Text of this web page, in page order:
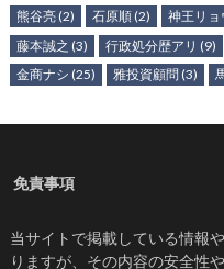
熊谷亮(2) 石原順 (2) 神王リョ
藤本誠之 (3) 行政処分歴アリ (9)
金商ナシ (25) 雅投資顧問 (3)
免責事項
当サイトで掲載している情報
りますが、その内容の安全性